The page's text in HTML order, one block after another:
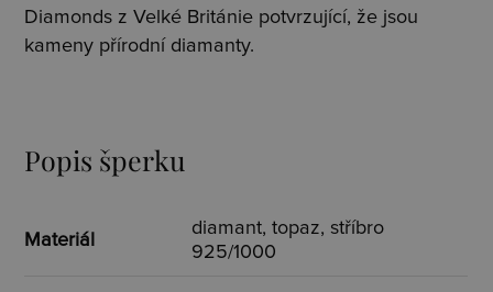
Diamonds z Velké Británie potvrzující, že jsou
kameny přírodní diamanty.
Popis šperku
Materiál
diamant, topaz, stříbro
925/1000